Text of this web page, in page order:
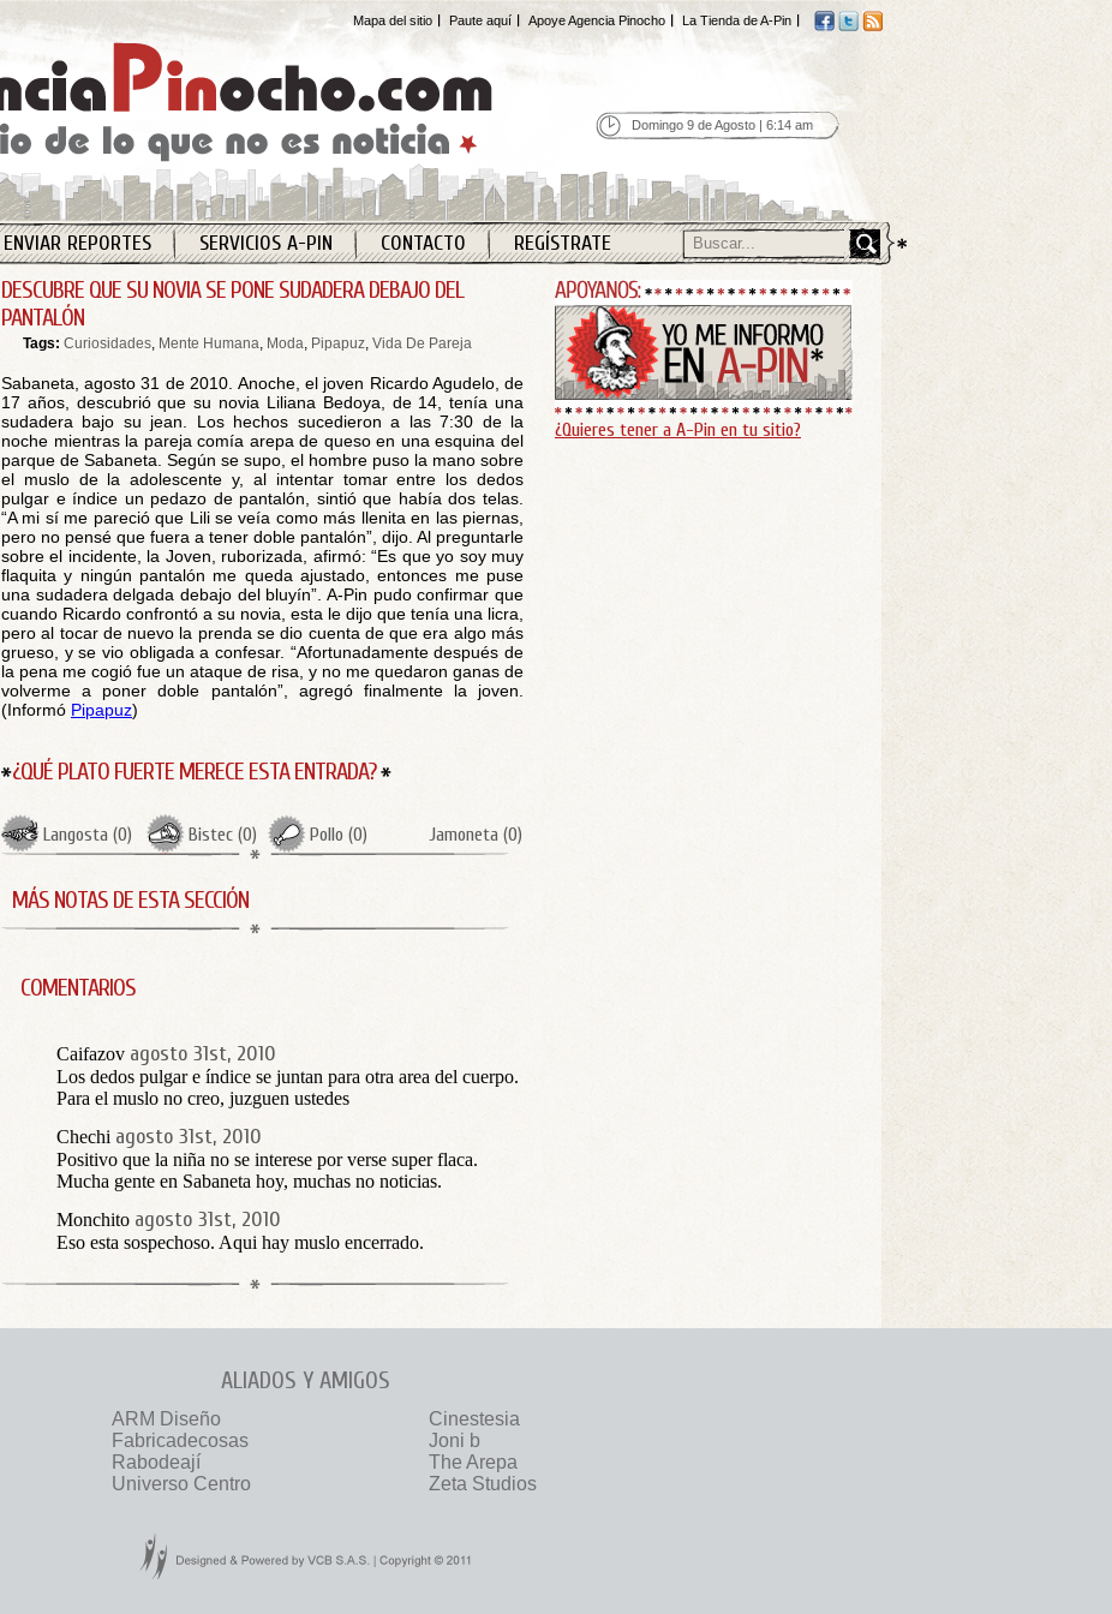
Mapa del sitio Paute aquí Apoye Agencia Pinocho La Tienda de A-Pin
Domingo 9 de Agosto | 6:14 am
ENVIAR REPORTES SERVICIOS A-PIN CONTACTO REGÍSTRATE
DESCUBRE QUE SU NOVIA SE PONE SUDADERA DEBAJO DEL
PANTALÓN
Tags: Curiosidades, Mente Humana, Moda, Pipapuz, Vida De Pareja
Sabaneta, agosto 31 de 2010. Anoche, el joven Ricardo Agudelo, de
17 años, descubrió que su novia Liliana Bedoya, de 14, tenía una
sudadera bajo su jean. Los hechos sucedieron a las 7:30 de la
noche mientras la pareja comía arepa de queso en una esquina del
parque de Sabaneta. Según se supo, el hombre puso la mano sobre
el muslo de la adolescente y, al intentar tomar entre los dedos
pulgar e índice un pedazo de pantalón, sintió que había dos telas.
“A mi sí me pareció que Lili se veía como más llenita en las piernas,
pero no pensé que fuera a tener doble pantalón”, dijo. Al preguntarle
sobre el incidente, la Joven, ruborizada, afirmó: “Es que yo soy muy
flaquita y ningún pantalón me queda ajustado, entonces me puse
una sudadera delgada debajo del bluyín”. A-Pin pudo confirmar que
cuando Ricardo confrontó a su novia, esta le dijo que tenía una licra,
pero al tocar de nuevo la prenda se dio cuenta de que era algo más
grueso, y se vio obligada a confesar. “Afortunadamente después de
la pena me cogió fue un ataque de risa, y no me quedaron ganas de
volverme a poner doble pantalón”, agregó finalmente la joven.
(Informó Pipapuz)
¿QUÉ PLATO FUERTE MERECE ESTA ENTRADA?
Langosta (0) Bistec (0) Pollo (0) Jamoneta (0)
MÁS NOTAS DE ESTA SECCIÓN
COMENTARIOS
Caifazov agosto 31st, 2010
Los dedos pulgar e índice se juntan para otra area del cuerpo.
Para el muslo no creo, juzguen ustedes
Chechi agosto 31st, 2010
Positivo que la niña no se interese por verse super flaca.
Mucha gente en Sabaneta hoy, muchas no noticias.
Monchito agosto 31st, 2010
Eso esta sospechoso. Aqui hay muslo encerrado.
¿Quieres tener a A-Pin en tu sitio?
ALIADOS Y AMIGOS
ARM Diseño
Cinestesia
Fabricadecosas
Joni b
Rabodeají
The Arepa
Universo Centro Zeta Studios